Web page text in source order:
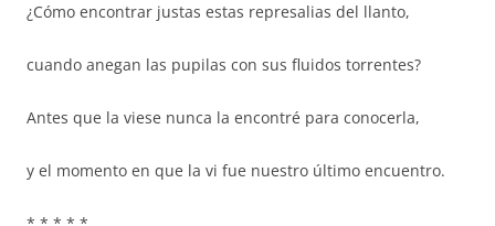
¿Cómo encontrar justas estas represalias del llanto,
cuando anegan las pupilas con sus fluidos torrentes?
Antes que la viese nunca la encontré para conocerla,
y el momento en que la vi fue nuestro último encuentro.